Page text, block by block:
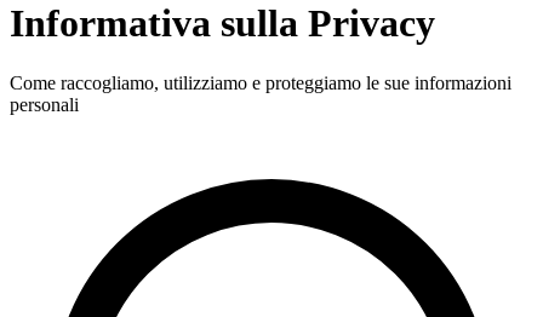
Informativa sulla Privacy
Come raccogliamo, utilizziamo e proteggiamo le sue informazioni
personali